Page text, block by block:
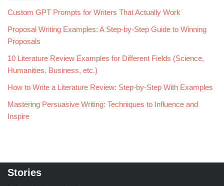
Custom GPT Prompts for Writers That Actually Work
Proposal Writing Examples: A Step-by-Step Guide to Winning
Proposals
10 Literature Review Examples for Different Fields (Science,
Humanities, Business, etc.)
How to Write a Literature Review: Step-by-Step With Examples
Mastering Persuasive Writing: Techniques to Influence and
Inspire
Stories